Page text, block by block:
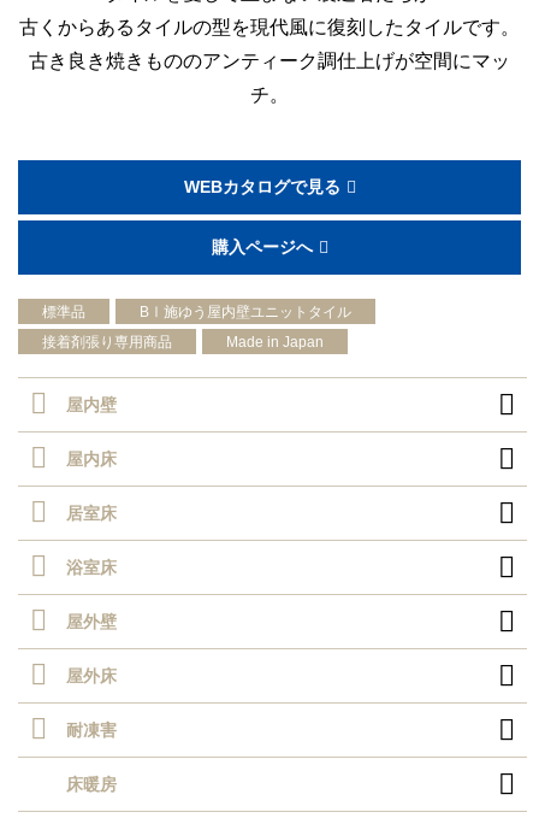
古くからあるタイルの型を現代風に復刻したタイルです。
古き良き焼きもののアンティーク調仕上げが空間にマッ
チ。
WEBカタログで見る
購入ページへ
標準品
BⅠ施ゆう屋内壁ユニットタイル
接着剤張り専用商品
Made in Japan
屋内壁 
屋内床 
居室床 
浴室床 
屋外壁 
屋外床 
耐凍害 
床暖房 